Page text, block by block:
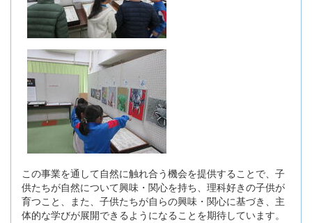
この事業を通して自然に触れ合う機会を提供することで、子
供たちが自然について興味・関心を持ち、理科好きの子供が
育つこと、また、子供たちが自らの興味・関心に基づき、主
体的な学びが展開できるようになることを期待しています。